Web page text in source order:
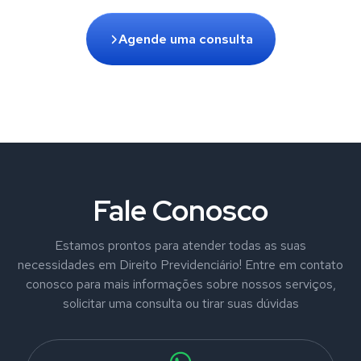
Agende uma consulta
Fale Conosco
Estamos prontos para atender todas as suas
necessidades em Direito Previdenciário! Entre em contato
conosco para mais informações sobre nossos serviços,
solicitar uma consulta ou tirar suas dúvidas